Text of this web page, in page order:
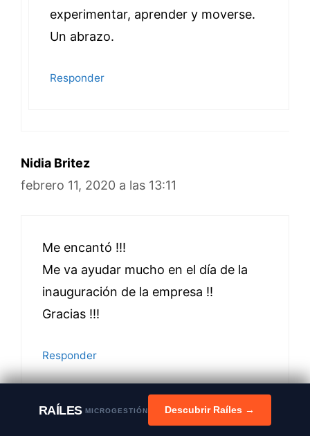
experimentar, aprender y moverse.
Un abrazo.
Responder
Nidia Britez
febrero 11, 2020 a las 13:11
Me encantó !!!
Me va ayudar mucho en el día de la
inauguración de la empresa !!
Gracias !!!
Responder
David
RAÍLESMICROGESTIÓN Descubrir Raíles →